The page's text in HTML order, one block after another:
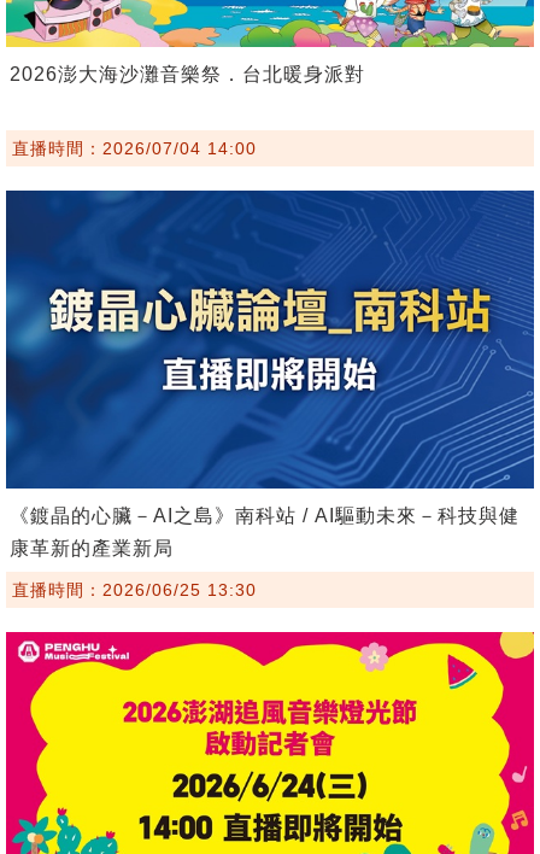
2026澎大海沙灘音樂祭．台北暖身派對
直播時間：2026/07/04 14:00
《鍍晶的心臟－AI之島》南科站 / AI驅動未來－科技與健
康革新的產業新局
直播時間：2026/06/25 13:30